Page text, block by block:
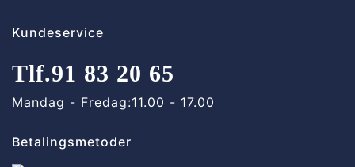
Kundeservice
Tlf.91 83 20 65
Mandag - Fredag:11.00 - 17.00
Betalingsmetoder